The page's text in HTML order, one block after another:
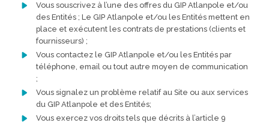
Vous souscrivez à l’une des offres du GIP Atlanpole et/ou
des Entités ; Le GIP Atlanpole et/ou les Entités mettent en
place et exécutent les contrats de prestations (clients et
fournisseurs) ;
Vous contactez le GIP Atlanpole et/ou les Entités par
téléphone, email ou tout autre moyen de communication
;
Vous signalez un problème relatif au Site ou aux services
du GIP Atlanpole et des Entités;
Vous exercez vos droits tels que décrits à l’article 9